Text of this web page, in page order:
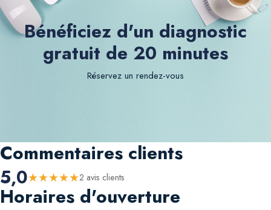
Bénéficiez d'un diagnostic
gratuit de 20 minutes
Réservez un rendez-vous
Commentaires clients
5,0★★★★★2 avis clients
Horaires d'ouverture